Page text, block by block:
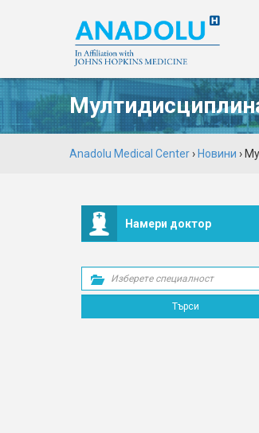
Anadolu Medical Center› Новини ›
Намери доктор